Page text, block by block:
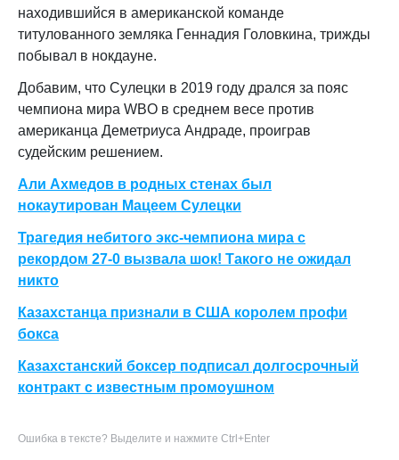
находившийся в американской команде
титулованного земляка Геннадия Головкина, трижды
побывал в нокдауне.
Добавим, что Сулецки в 2019 году дрался за пояс
чемпиона мира WBO в среднем весе против
американца Деметриуса Андраде, проиграв
судейским решением.
Али Ахмедов в родных стенах был
нокаутирован Мацеем Сулецки
Трагедия небитого экс-чемпиона мира с
рекордом 27-0 вызвала шок! Такого не ожидал
никто
Казахстанца признали в США королем профи
бокса
Казахстанский боксер подписал долгосрочный
контракт с известным промоушном
Ошибка в тексте? Выделите и нажмите Ctrl+Enter